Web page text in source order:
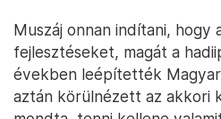
Muszáj onnan indítani, hogy
fejlesztéseket, magát a
években leépítették
aztán körülnézett az akkori